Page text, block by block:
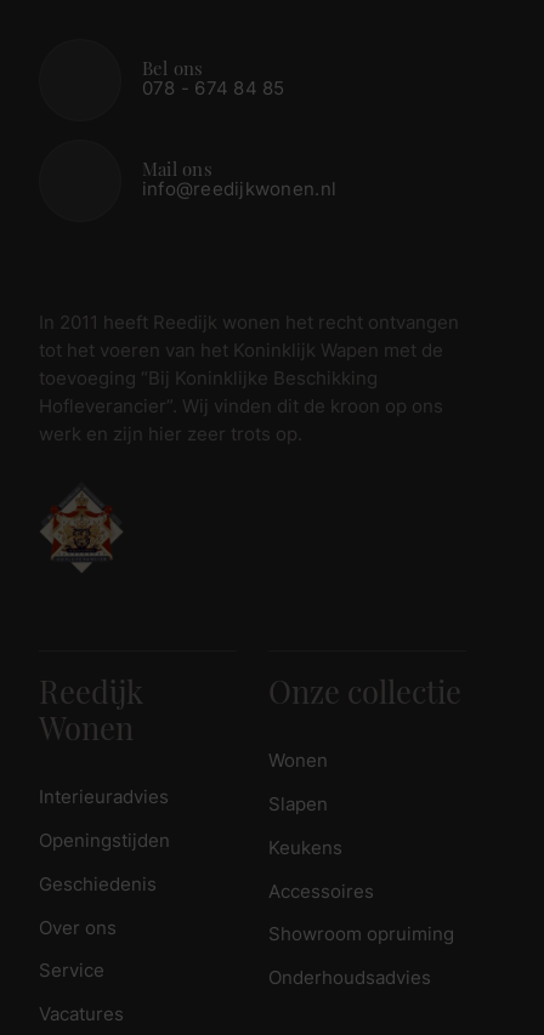
Bel ons
078 - 674 84 85
Mail ons
info@reedijkwonen.nl
In 2011 heeft Reedijk wonen het recht ontvangen
tot het voeren van het Koninklijk Wapen met de
toevoeging “Bij Koninklijke Beschikking
Hofleverancier”. Wij vinden dit de kroon op ons
werk en zijn hier zeer trots op.
Reedijk
Wonen
Interieuradvies
Openingstijden
Geschiedenis
Over ons
Service
Vacatures
Onze collectie
Wonen
Slapen
Keukens
Accessoires
Showroom opruiming
Onderhoudsadvies